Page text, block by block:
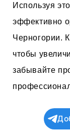
Используя
эффективно
Черногории.
чтобы
забывайте